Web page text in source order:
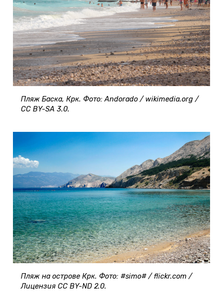
Пляж Баска, Крк. Фото: Andorado / wikimedia.org /
CC BY-SA 3.0.
Пляж на острове Крк. Фото: #simo# / flickr.com /
Лицензия CC BY-ND 2.0.